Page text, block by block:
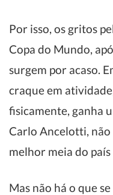
Por isso, os gritos
Copa do Mundo,
surgem por acaso.
craque em
fisicamente, ganha
Carlo Ancelotti,
melhor meia do
Mas não há o que